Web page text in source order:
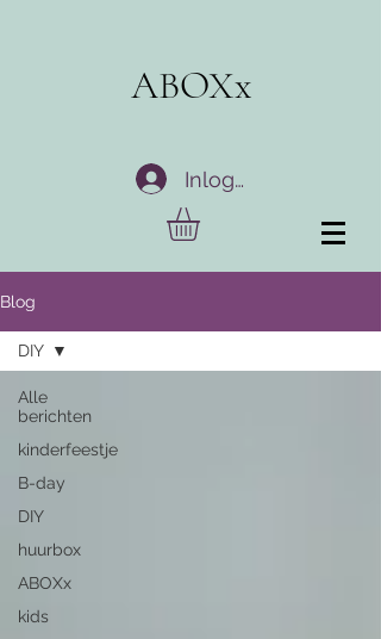
ABOXx
Inloggen
Blog
Alle
berichten
kinderfeestje
B-day
DIY
huurbox
ABOXx
kids
DIY